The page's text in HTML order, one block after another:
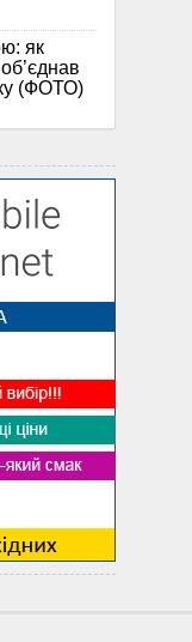
як
(ФОТО)